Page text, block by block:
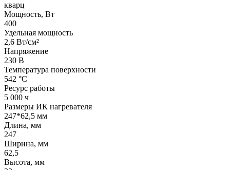
кварц
Мощность, Вт
400
Удельная мощность
2,6 Вт/см²
Напряжение
230 В
Температура поверхности
542 °С
Ресурс работы
5 000 ч
Размеры ИК нагревателя
247*62,5 мм
Длина, мм
247
Ширина, мм
62,5
Высота, мм